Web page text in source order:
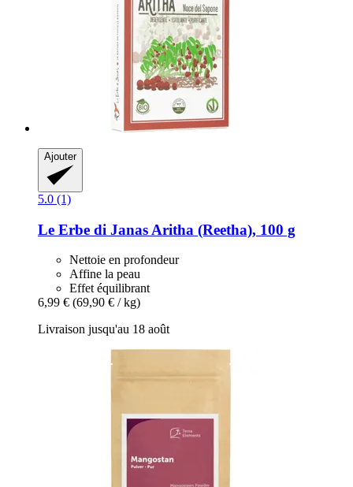
Ajouter
5.0 (1)
Le Erbe di Janas Aritha (Reetha), 100 g
Nettoie en profondeur
Affine la peau
Effet équilibrant
6,99 € (69,90 € / kg)
Livraison jusqu'au 18 août